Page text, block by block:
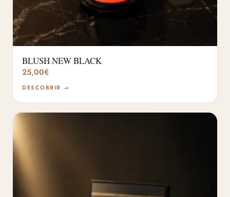
BLUSH NEW BLACK
25,00€
DESCOBRIR →